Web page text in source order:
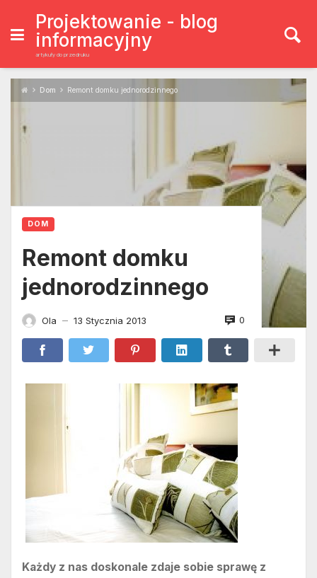
content
Projektowanie - blog
informacyjny
artykuły do przedruku
Dom Remont domku jednorodzinnego
DOM
Remont domku
jednorodzinnego
Ola — 13 Stycznia 2013 0
Każdy z nas doskonale zdaje sobie sprawę z